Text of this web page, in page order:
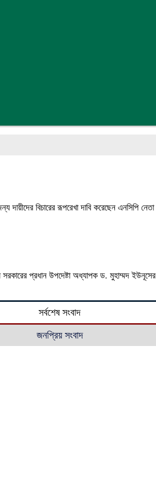
দায়ীদের বিচারের রূপরেখা দাবি করেছেন এনসিপি নেতা
সরকারের প্রধান উপদেষ্টা অধ্যাপক ড. মুহাম্মদ ইউনূসের
সর্বশেষ সংবাদ
জনপ্রিয় সংবাদ